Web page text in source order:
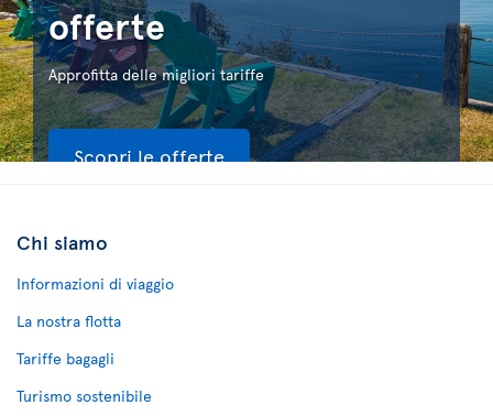
offerte
Approfitta delle migliori tariffe
Scopri le offerte
Chi siamo
Informazioni di viaggio
La nostra flotta
Tariffe bagagli
Turismo sostenibile